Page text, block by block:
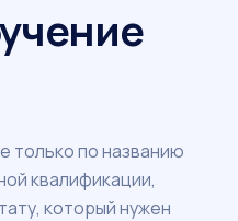
только по названию
квалификации,
который нужен